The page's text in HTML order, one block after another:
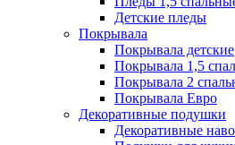
Детские пледы
Покрывала
Покрывала детские
Покрывала 1,5
Покрывала 2
Покрывала Евро
Декоративные подушки
Декоративные